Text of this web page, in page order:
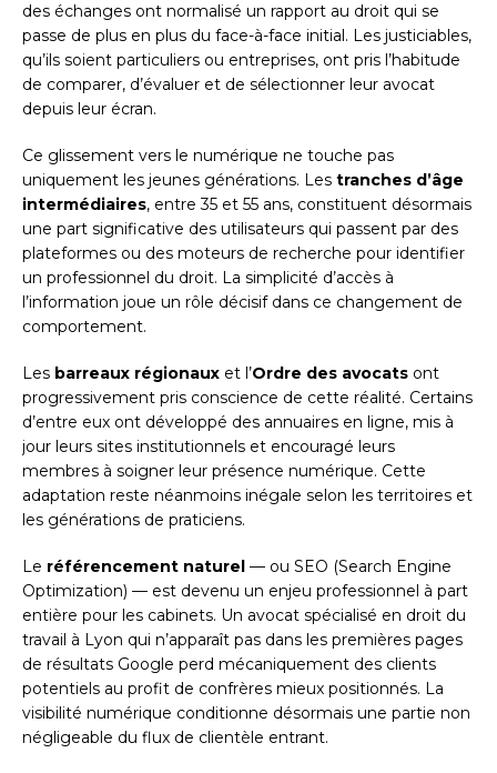
des échanges ont normalisé un rapport au droit qui se
passe de plus en plus du face-à-face initial. Les justiciables,
qu’ils soient particuliers ou entreprises, ont pris l’habitude
de comparer, d’évaluer et de sélectionner leur avocat
depuis leur écran.
Ce glissement vers le numérique ne touche pas
uniquement les jeunes générations. Les tranches d’âge
intermédiaires, entre 35 et 55 ans, constituent désormais
une part significative des utilisateurs qui passent par des
plateformes ou des moteurs de recherche pour identifier
un professionnel du droit. La simplicité d’accès à
l’information joue un rôle décisif dans ce changement de
comportement.
Les barreaux régionaux et l’Ordre des avocats ont
progressivement pris conscience de cette réalité. Certains
d’entre eux ont développé des annuaires en ligne, mis à
jour leurs sites institutionnels et encouragé leurs
membres à soigner leur présence numérique. Cette
adaptation reste néanmoins inégale selon les territoires et
les générations de praticiens.
Le référencement naturel — ou SEO (Search Engine
Optimization) — est devenu un enjeu professionnel à part
entière pour les cabinets. Un avocat spécialisé en droit du
travail à Lyon qui n’apparaît pas dans les premières pages
de résultats Google perd mécaniquement des clients
potentiels au profit de confrères mieux positionnés. La
visibilité numérique conditionne désormais une partie non
négligeable du flux de clientèle entrant.